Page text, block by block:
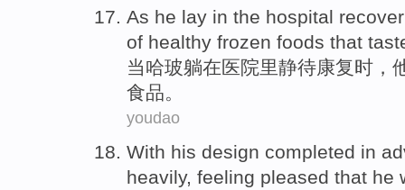
As he lay in the hospital
of healthy frozen foods that
当哈玻躺在医院里静待康复时 ，
食品。
youdao
With his design completed in
heavily, feeling pleased that he